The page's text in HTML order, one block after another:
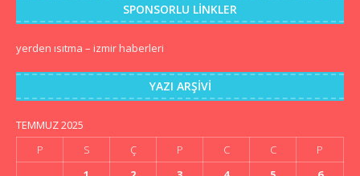
SPONSORLU LINKLER
yerden ısıtma – izmir haberleri
YAZI ARŞIVI
TEMMUZ 2025
P
S Ç P C C
P